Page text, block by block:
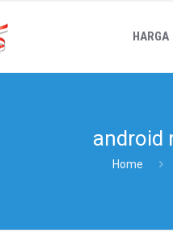
HARGA
android
Home